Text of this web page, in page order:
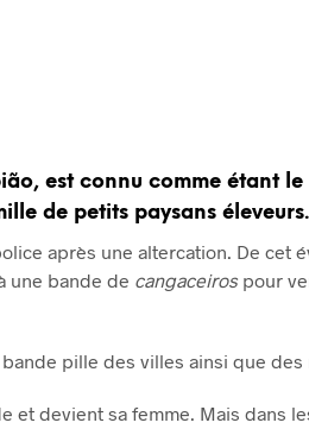
est connu comme étant
de petits paysans éleveurs.
après une altercation. De
une bande de cangaceiros pour
pille des villes ainsi que
et devient sa femme. Mais dans